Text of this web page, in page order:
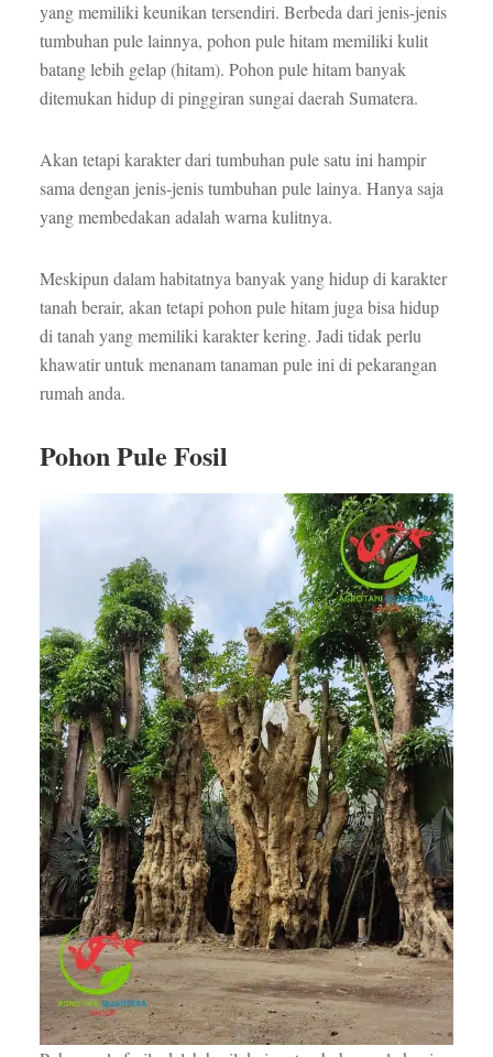
yang memiliki keunikan tersendiri. Berbeda dari jenis-jenis
tumbuhan pule lainnya, pohon pule hitam memiliki kulit
batang lebih gelap (hitam). Pohon pule hitam banyak
ditemukan hidup di pinggiran sungai daerah Sumatera.
Akan tetapi karakter dari tumbuhan pule satu ini hampir
sama dengan jenis-jenis tumbuhan pule lainya. Hanya saja
yang membedakan adalah warna kulitnya.
Meskipun dalam habitatnya banyak yang hidup di karakter
tanah berair, akan tetapi pohon pule hitam juga bisa hidup
di tanah yang memiliki karakter kering. Jadi tidak perlu
khawatir untuk menanam tanaman pule ini di pekarangan
rumah anda.
Pohon Pule Fosil